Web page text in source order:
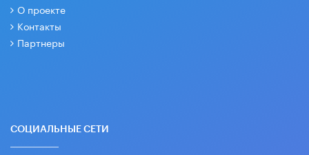
О проекте
Контакты
Партнеры
СОЦИАЛЬНЫЕ СЕТИ